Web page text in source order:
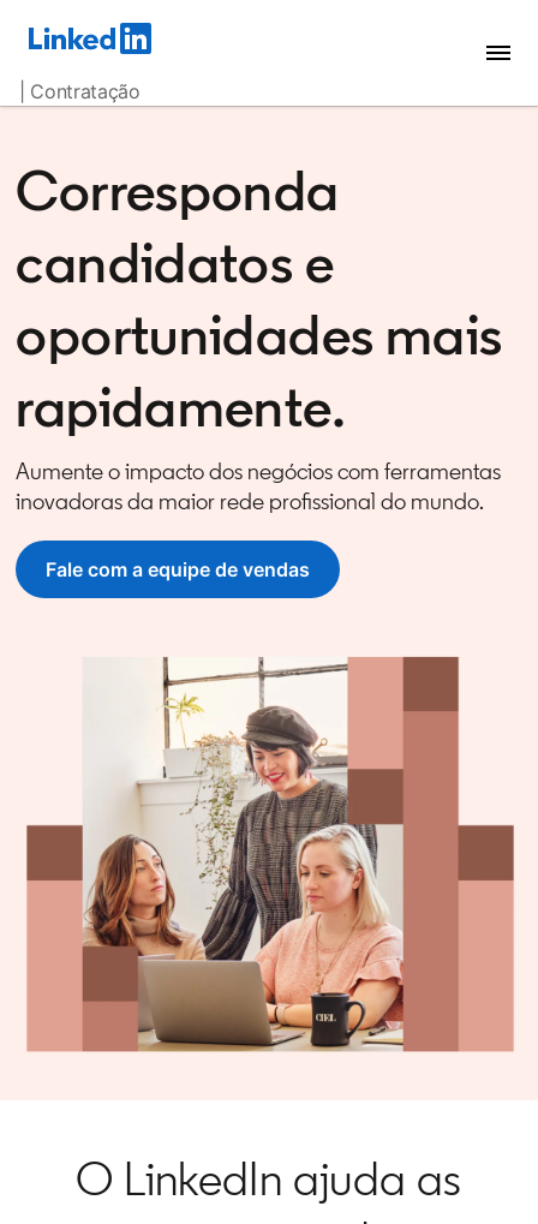
| Contratação
Corresponda
candidatos e
oportunidades mais
rapidamente.
Aumente o impacto dos negócios com ferramentas
inovadoras da maior rede profissional do mundo.
Fale com a equipe de vendas
O LinkedIn ajuda as